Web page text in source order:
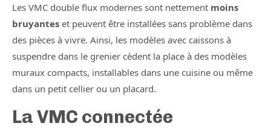
Les VMC double flux modernes sont nettement moins
bruyantes et peuvent être installées sans problème dans
des pièces à vivre. Ainsi, les modèles avec caissons à
suspendre dans le grenier cèdent la place à des modèles
muraux compacts, installables dans une cuisine ou même
dans un petit cellier ou un placard.
La VMC connectée